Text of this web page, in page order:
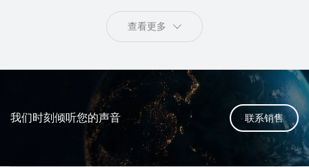
查看更多
我们时刻倾听您的声音 联系销售